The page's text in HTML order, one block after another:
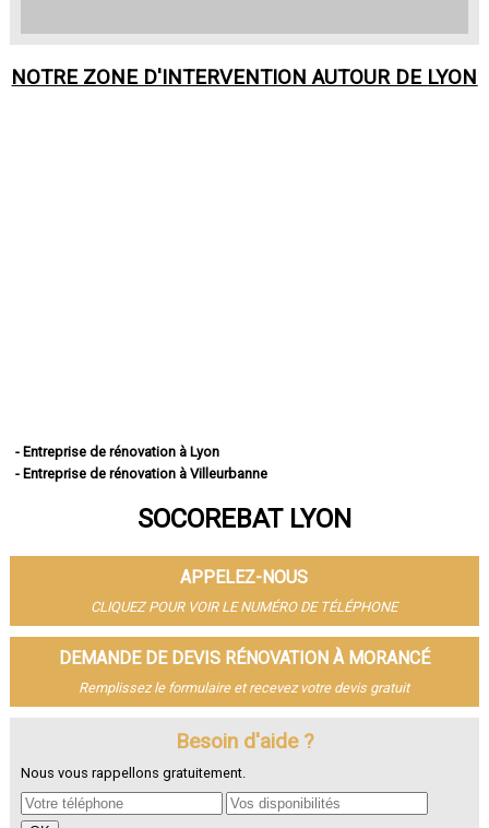
NOTRE ZONE D'INTERVENTION AUTOUR DE LYON
- Entreprise de rénovation à Lyon
- Entreprise de rénovation à Villeurbanne
- Entreprise de rénovation à Saint-Priest
- Entreprise de rénovation à Vaulx-en-Velin
- Entreprise de rénovation à Bron
- Entreprise de rénovation à Villefranche-sur-Saône
- Entreprise de rénovation à Rillieux-la-Pape
- Entreprise de rénovation à Meyzieu
- Entreprise de rénovation à Oullins
- Entreprise de rénovation à Décines-Charpieu
- Entreprise de rénovation à Saint-Genis-Laval
- Entreprise de rénovation à Tassin-la-Demi-Lune
- Entreprise de rénovation à Écully
- Entreprise de rénovation à Saint-Fons
SOCOREBAT LYON
APPELEZ-NOUS
CLIQUEZ POUR VOIR LE NUMÉRO DE TÉLÉPHONE
DEMANDE DE DEVIS RÉNOVATION À MORANCÉ
Remplissez le formulaire et recevez votre devis gratuit
Besoin d'aide ?
Nous vous rappellons gratuitement.